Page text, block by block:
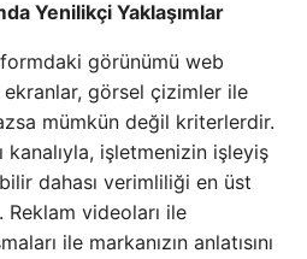
Yenilikçi Yaklaşımlar
görünümü web
ekranlar, görsel çizimler ile
mümkün değil kriterlerdir.
işletmenizin işleyiş
dahası verimliliği en üst
videoları ile
ile markanızın anlatısını